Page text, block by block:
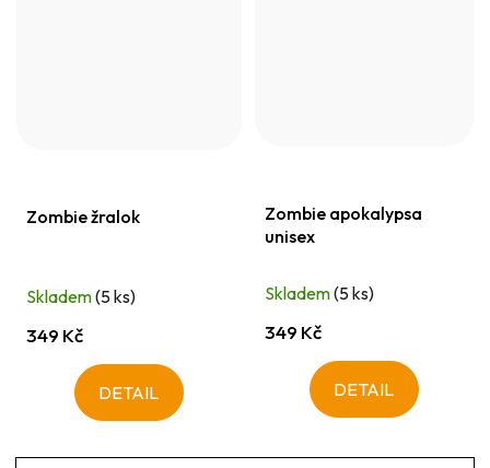
Zombie žralok
Skladem(5 ks)
349 Kč
DETAIL
Zombie apokalypsa
unisex
Skladem(5 ks)
349 Kč
DETAIL